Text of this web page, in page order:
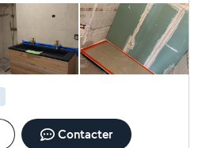
Contacter